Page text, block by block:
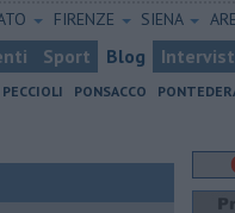
FIRENZE SIENA
Sport Blog
PECCIOLI PONSACCO